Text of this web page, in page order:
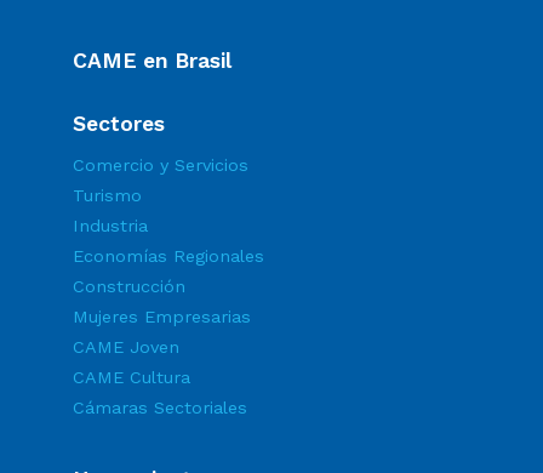
CAME en Brasil
Sectores
Comercio y Servicios
Turismo
Industria
Economías Regionales
Construcción
Mujeres Empresarias
CAME Joven
CAME Cultura
Cámaras Sectoriales